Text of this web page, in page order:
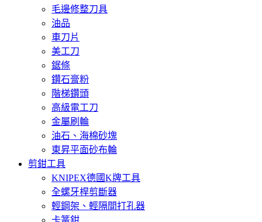
毛邊修整刀具
油品
車刀片
美工刀
鋸條
鑽石膏粉
階梯鑽頭
高級電工刀
金屬刷輪
油石、海棉砂塊
東昇平面砂布輪
剪鉗工具
KNIPEX德國K牌工具
全螺牙桿剪斷器
輕鋼架、輕隔間打孔器
卡簧鉗